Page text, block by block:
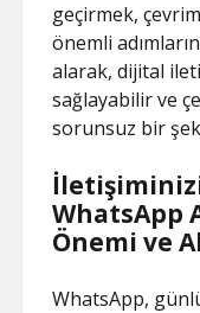
geçirmek,
önemli
alarak, dijital
sağlayabilir ve
sorunsuz bir
İletişiminizi
WhatsApp
Önemi ve
WhatsApp,